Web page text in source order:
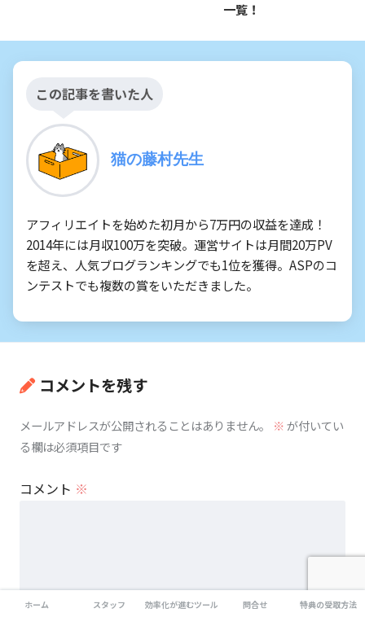
一覧！
この記事を書いた人
猫の藤村先生
アフィリエイトを始めた初月から7万円の収益を達成！
2014年には月収100万を突破。運営サイトは月間20万PV
を超え、人気ブログランキングでも1位を獲得。ASPのコ
ンテストでも複数の賞をいただきました。
コメントを残す
メールアドレスが公開されることはありません。 ※が付いてい
る欄は必須項目です
コメント ※
ホーム スタッフ 効率化が進むツール 問合せ 特典の受取方法